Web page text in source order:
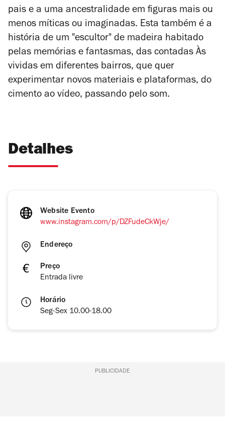
pais e a uma ancestralidade em figuras mais ou
menos míticas ou imaginadas. Esta também é a
história de um "escultor" de madeira habitado
pelas memórias e fantasmas, das contadas Às
vividas em diferentes bairros, que quer
experimentar novos materiais e plataformas, do
cimento ao vídeo, passando pelo som.
Detalhes
Website Evento
www.instagram.com/p/DZFudeCkWje/
Endereço
Preço
Entrada livre
Horário
Seg-Sex 10.00-18.00
PUBLICIDADE